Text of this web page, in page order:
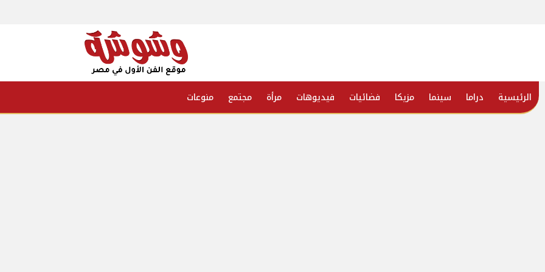
الرئيسية دراما سينما مزيكا فضائيات فيديوهات مرأة مجتمع منوعات